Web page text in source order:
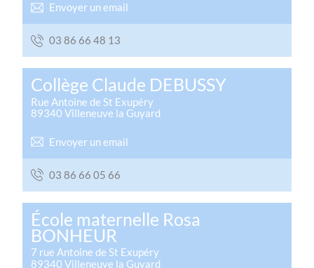
Envoyer un email
31 84 66 68 30
Collège Claude DEBUSSY
Rue Antoine de St Exupéry
89340 Villeneuve la Guyard
Envoyer un email
66 50 66 68 30
École maternelle Rosa
BONHEUR
7 rue Antoine de St Exupéry
89340 Villeneuve la Guyard